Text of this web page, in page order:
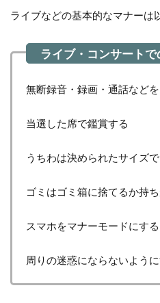
ライブなどの基本的なマナーは
無断録音・録画・通話など
当選した席で鑑賞する
うちわは決められたサイズ
ゴミはゴミ箱に捨てるか持
スマホをマナーモードにする
周りの迷惑にならないよう